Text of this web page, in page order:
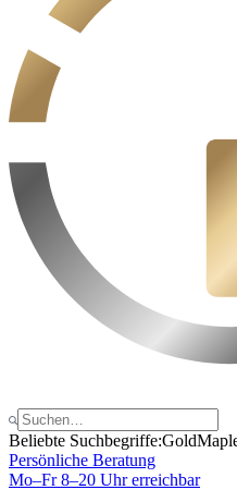
Beliebte Suchbegriffe:Gold
Persönliche Beratung
Mo–Fr 8–20 Uhr erreichbar